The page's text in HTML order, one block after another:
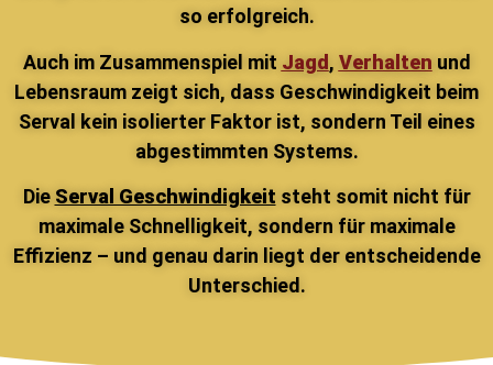
so erfolgreich.
Auch im Zusammenspiel mit Jagd, Verhalten und
Lebensraum zeigt sich, dass Geschwindigkeit beim
Serval kein isolierter Faktor ist, sondern Teil eines
abgestimmten Systems.
Die Serval Geschwindigkeit steht somit nicht für
maximale Schnelligkeit, sondern für maximale
Effizienz – und genau darin liegt der entscheidende
Unterschied.